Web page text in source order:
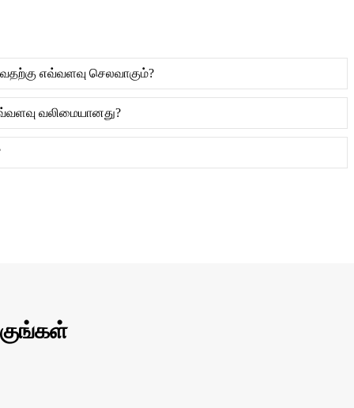
எவ்வளவு செலவாகும்?
வலிமையானது?